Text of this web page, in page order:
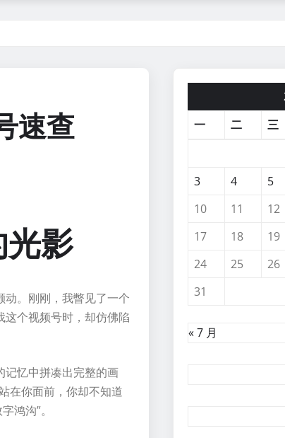
速查
影
。刚刚，我瞥见了一个
个视频号时，却仿佛陷
记忆中拼凑出完整的画
在你面前，你却不知道
鸿沟”。
一
二 三
3
4 5
10
11 12
17
18 19
24
25 26
31
« 7 月